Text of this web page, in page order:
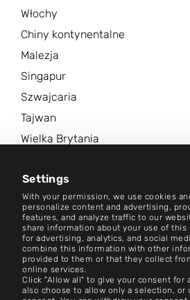
Settings
With your permission, we use cookies
personalize content and advertising,
features, and analyze traffic to our
share information about your use of
for advertising, analytics, and social
combine this information with other
provided to them or that they collect
online services.
Click "Allow all" to give your consent for
also choose to allow only a selection, or
Włochy
Chiny kontynentalne
Malezja
Singapur
Szwajcaria
Tajwan
Wielka Brytania
Więcej lokalizacji
Centrum aktualności
Kontakt
Ustawienia plików cookie